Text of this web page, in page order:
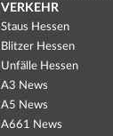
VERKEHR
Staus Hessen
Blitzer Hessen
Unfälle Hessen
A3 News
A5 News
A661 News